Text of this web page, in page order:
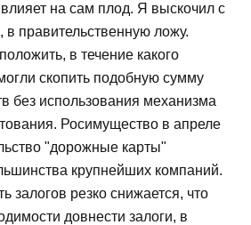
на сам плод. Я выскочил с
правительственную ложу.
в течение какого
скопить подобную сумму
без использования механизма
Росимущество в апреле
"дорожные карты"
крупнейших компаний.
залогов резко снижается, что
довнести залоги, в